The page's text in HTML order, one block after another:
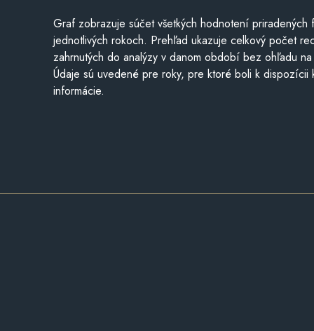
Graf zobrazuje súčet všetkých hodnotení priradených
jednotlivých rokoch. Prehľad ukazuje celkový počet
zahrnutých do analýzy v danom období bez ohľadu
Údaje sú uvedené pre roky, pre ktoré boli k dispozícii
informácie.